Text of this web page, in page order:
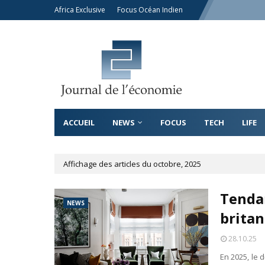
Africa Exclusive Focus Océan Indien
ACCUEIL NEWS FOCUS TECH LIFE
Affichage des articles du octobre, 2025
NEWS
28.10.25
En 2025, le